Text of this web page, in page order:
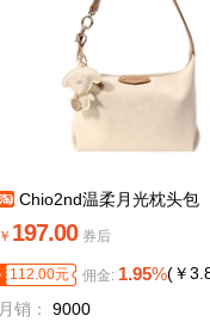
Chio2nd温柔月光枕头包
￥ 197.00 券后
112.00元 佣金: 1.95%(￥
月销：
9000